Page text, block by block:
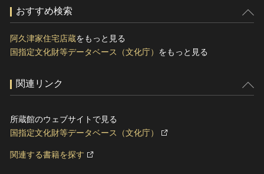
おすすめ検索
阿久津家住宅店蔵をもっと見る
国指定文化財等データベース（文化庁） をもっと見る
関連リンク
所蔵館のウェブサイトで見る
国指定文化財等データベース（文化庁）
関連する書籍を探す